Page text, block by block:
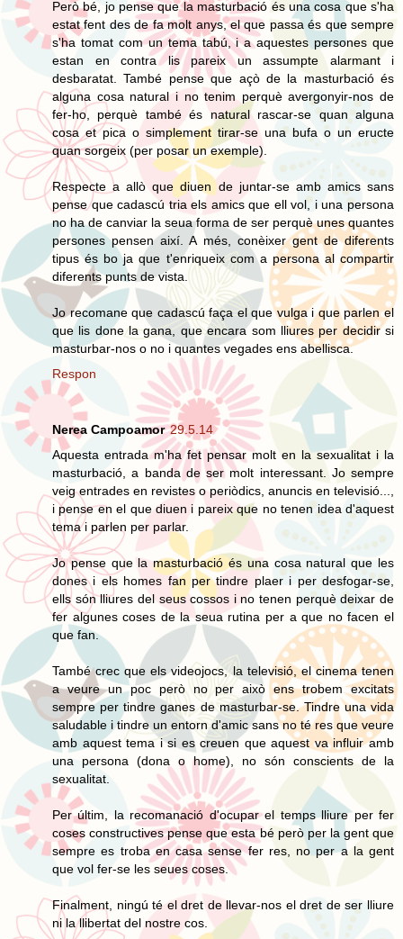
Però bé, jo pense que la masturbació és una cosa que s'ha
estat fent des de fa molt anys, el que passa és que sempre
s'ha tomat com un tema tabú, i a aquestes persones que
estan en contra lis pareix un assumpte alarmant i
desbaratat. També pense que açò de la masturbació és
alguna cosa natural i no tenim perquè avergonyir-nos de
fer-ho, perquè també és natural rascar-se quan alguna
cosa et pica o simplement tirar-se una bufa o un eructe
quan sorgeix (per posar un exemple).
Respecte a allò que diuen de juntar-se amb amics sans
pense que cadascú tria els amics que ell vol, i una persona
no ha de canviar la seua forma de ser perquè unes quantes
persones pensen així. A més, conèixer gent de diferents
tipus és bo ja que t'enriqueix com a persona al compartir
diferents punts de vista.
Jo recomane que cadascú faça el que vulga i que parlen el
que lis done la gana, que encara som lliures per decidir si
masturbar-nos o no i quantes vegades ens abellisca.
Respon
Nerea Campoamor 29.5.14
Aquesta entrada m'ha fet pensar molt en la sexualitat i la
masturbació, a banda de ser molt interessant. Jo sempre
veig entrades en revistes o periòdics, anuncis en televisió...,
i pense en el que diuen i pareix que no tenen idea d'aquest
tema i parlen per parlar.
Jo pense que la masturbació és una cosa natural que les
dones i els homes fan per tindre plaer i per desfogar-se,
ells són lliures del seus cossos i no tenen perquè deixar de
fer algunes coses de la seua rutina per a que no facen el
que fan.
També crec que els videojocs, la televisió, el cinema tenen
a veure un poc però no per això ens trobem excitats
sempre per tindre ganes de masturbar-se. Tindre una vida
saludable i tindre un entorn d'amic sans no té res que veure
amb aquest tema i si es creuen que aquest va influir amb
una persona (dona o home), no són conscients de la
sexualitat.
Per últim, la recomanació d'ocupar el temps lliure per fer
coses constructives pense que esta bé però per la gent que
sempre es troba en casa sense fer res, no per a la gent
que vol fer-se les seues coses.
Finalment, ningú té el dret de llevar-nos el dret de ser lliure
ni la llibertat del nostre cos.